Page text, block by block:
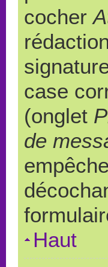
cocher
case
(onglet
de
Haut